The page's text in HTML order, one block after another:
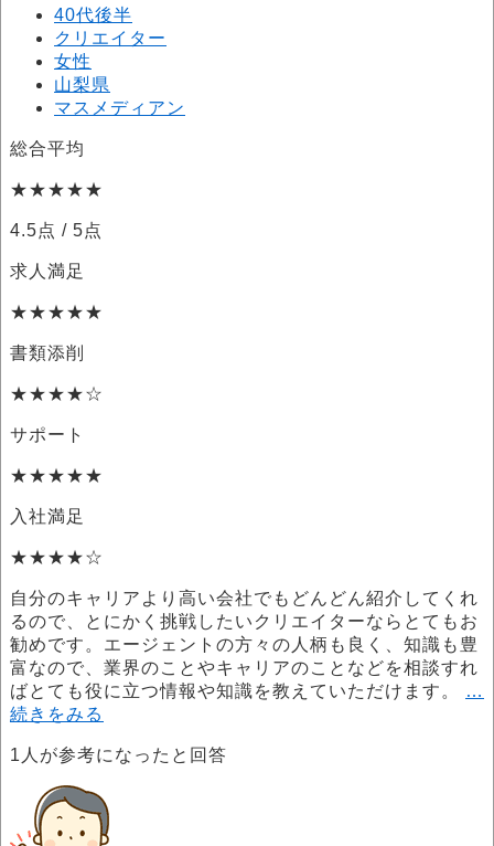
40代後半
クリエイター
女性
山梨県
マスメディアン
総合平均
★★★★★
4.5点 / 5点
求人満足
★★★★★
書類添削
★★★★☆
サポート
★★★★★
入社満足
★★★★☆
自分のキャリアより高い会社でもどんどん紹介してくれ
るので、とにかく挑戦したいクリエイターならとてもお
勧めです。エージェントの方々の人柄も良く、知識も豊
富なので、業界のことやキャリアのことなどを相談すれ
ばとても役に立つ情報や知識を教えていただけます。
…
続きをみる
1 人が参考になったと回答